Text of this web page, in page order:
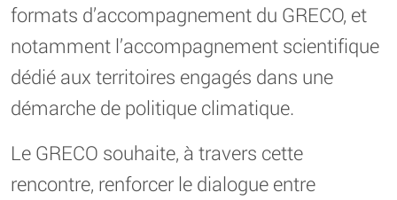
formats d’accompagnement du GRECO, et
notamment l’accompagnement scientifique
dédié aux territoires engagés dans une
démarche de politique climatique.
Le GRECO souhaite, à travers cette
rencontre, renforcer le dialogue entre